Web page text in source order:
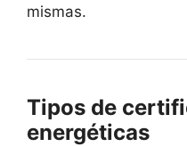
mismas.
Tipos de
energéticas